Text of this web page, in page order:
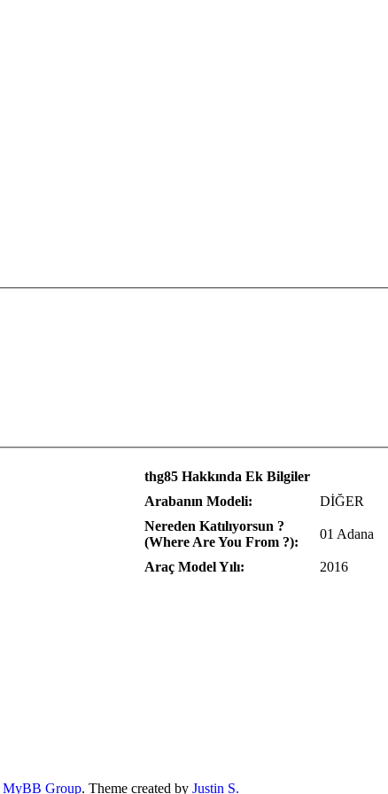
thg85 Hakkında Ek Bilgiler
Arabanın Modeli:
DİĞER
Nereden Katılıyorsun ?
(Where Are You From ?):
01 Adana
Araç Model Yılı: 2016
MyBB Group. Theme created by Justin S.